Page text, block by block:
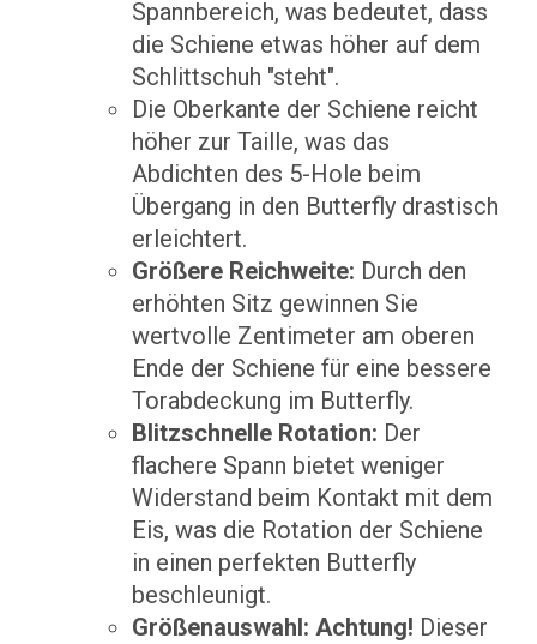
Spannbereich, was bedeutet, dass
die Schiene etwas höher auf dem
Schlittschuh "steht".
Die Oberkante der Schiene reicht
höher zur Taille, was das
Abdichten des 5-Hole beim
Übergang in den Butterfly drastisch
erleichtert.
Größere Reichweite: Durch den
erhöhten Sitz gewinnen Sie
wertvolle Zentimeter am oberen
Ende der Schiene für eine bessere
Torabdeckung im Butterfly.
Blitzschnelle Rotation: Der
flachere Spann bietet weniger
Widerstand beim Kontakt mit dem
Eis, was die Rotation der Schiene
in einen perfekten Butterfly
beschleunigt.
Größenauswahl: Achtung! Dieser